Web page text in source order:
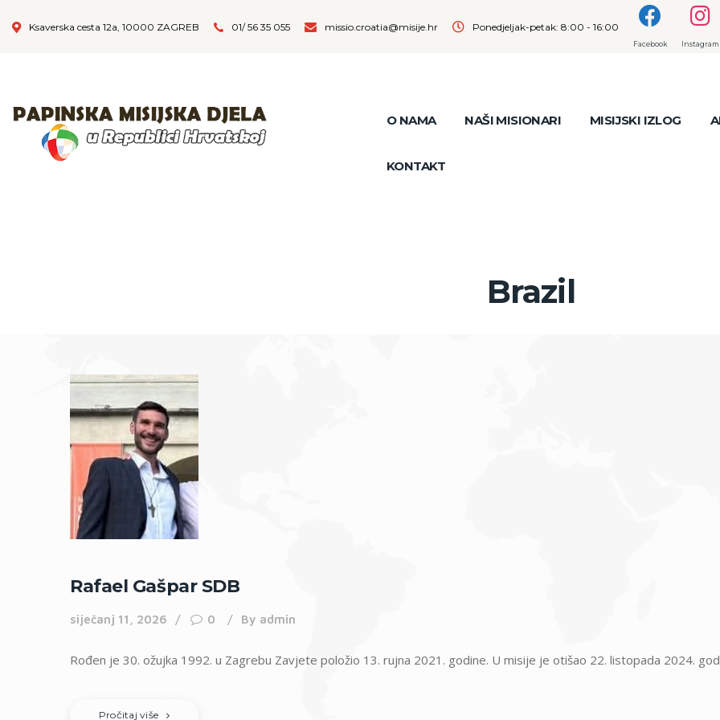
Ksaverska cesta 12a, 10000 ZAGREB 01/ 56 35 055 missio.croatia@misije.hr Ponedjeljak-petak: 8:00 - 16:00
Facebook Instagram
O NAMA NAŠI MISIONARI MISIJSKI IZLOG
KONTAKT
Brazil
Rafael Gašpar SDB
siječanj 11, 2026 0 By admin
Rođen je 30. ožujka 1992. u Zagrebu Zavjete položio 13. rujna 2021. godine. U misije je otišao 22. listopada 2024.
Pročitaj više